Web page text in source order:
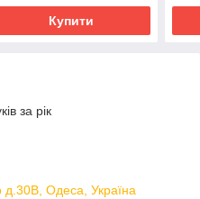
Купити
за рік
д.30В, Одеса, Україна